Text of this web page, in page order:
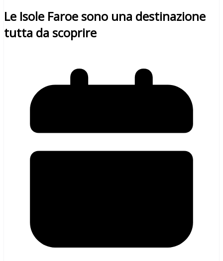
Le Isole Faroe sono una destinazione
tutta da scoprire